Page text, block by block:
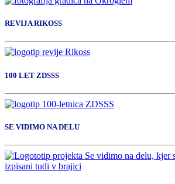
REVIJA RIKOSS
100 LET ZDSSS
SE VIDIMO NA DELU